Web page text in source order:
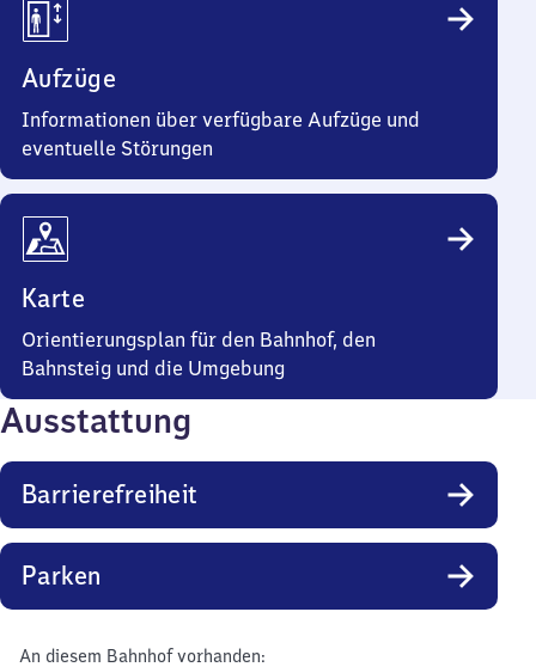
Aufzüge
Informationen über verfügbare Aufzüge und
eventuelle Störungen
Karte
Orientierungsplan für den Bahnhof, den
Bahnsteig und die Umgebung
Ausstattung
Barrierefreiheit
Parken
An diesem Bahnhof vorhanden: